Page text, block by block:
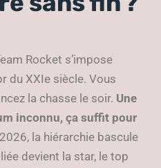
Rocket s’impose
du XXIe siècle. Vous
la chasse le soir. Une
inconnu, ça suffit pour
la hiérarchie bascule
devient la star, le top